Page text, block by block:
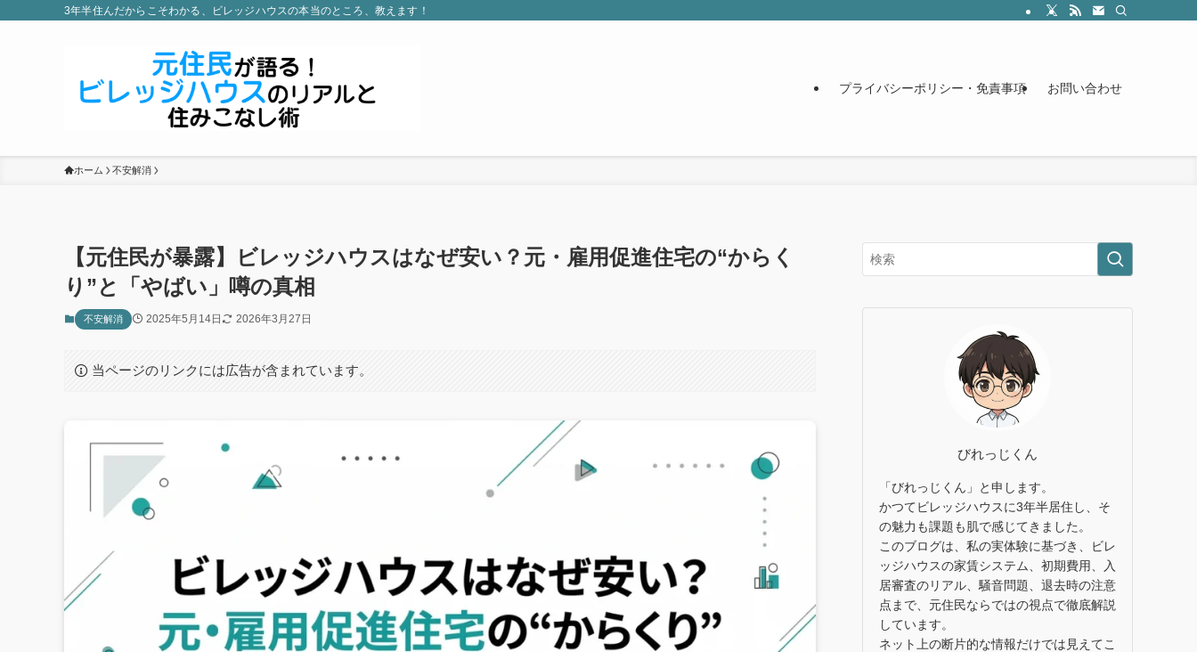
3年半住んだからこそわかる、ビレッジハウスの本当のところ、教えます！
プライバシーポリシー・免責事項 お問い合わせ
ホーム 不安解消
【元住民が暴露】ビレッジハウスはなぜ安い？元・雇用促進住宅の“からく
り”と「やばい」噂の真相
不安解消 2025年5月14日 2026年3月27日
当ページのリンクには広告が含まれています。
びれっじくん
「びれっじくん」と申します。
かつてビレッジハウスに3年半居住し、そ
の魅力も課題も肌で感じてきました。
このブログは、私の実体験に基づき、ビレ
ッジハウスの家賃システム、初期費用、入
居審査のリアル、騒音問題、退去時の注意
点まで、元住民ならではの視点で徹底解説
しています。
ネット上の断片的な情報だけでは見えてこ